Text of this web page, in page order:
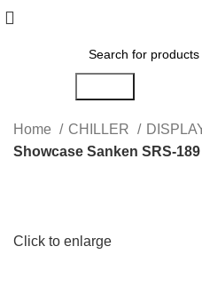
Home CHILLER
Showcase Sanken SRS-189
Click to enlarge